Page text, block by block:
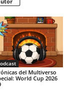
del Multiverso
World Cup 2026